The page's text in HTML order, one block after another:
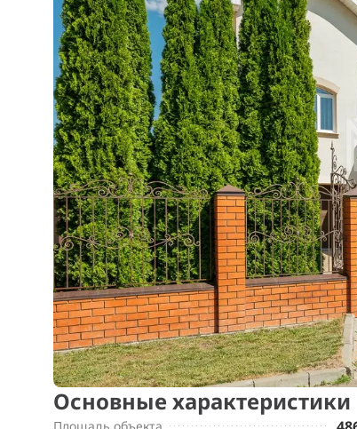
Основные характеристики
Площадь объекта